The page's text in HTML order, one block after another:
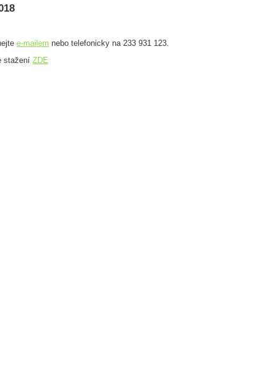
e-mailem nebo telefonicky na 233 931 123.
stažení ZDE